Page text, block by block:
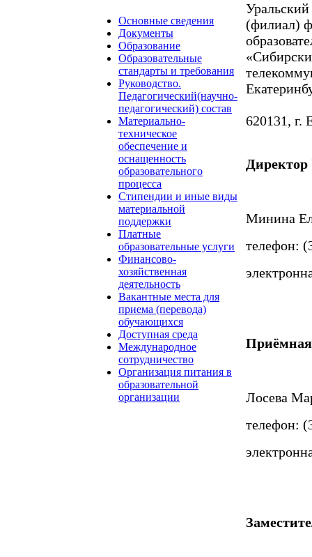
Основные сведения
Документы
Образование
Образовательные
стандарты и требования
Руководство.
Педагогический(научно-
педагогический) состав
Материально-
техническое
обеспечение и
оснащенность
образовательного
процесса
Стипендии и иные виды
материальной
поддержки
Платные
образовательные услуги
Финансово-
хозяйственная
деятельность
Вакантные места для
приема (перевода)
обучающихся
Доступная среда
Международное
сотрудничество
Организация питания в
образовательной
организации
(филиал)
620131, г.
Минина
телефон:
Лосева
телефон: